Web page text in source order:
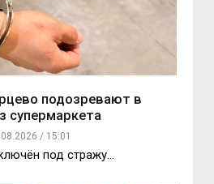
подозревают в
супермаркета
/ 15:01
под стражу…